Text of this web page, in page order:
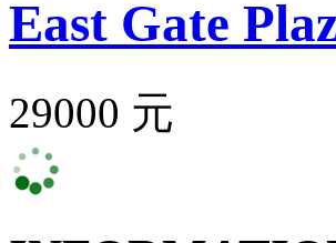
East Gate
29000 元